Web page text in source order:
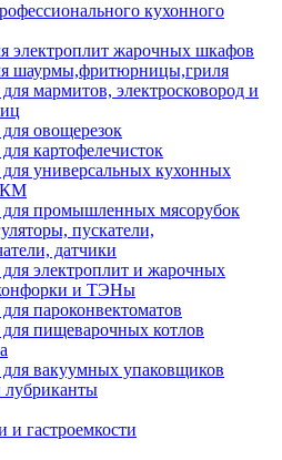
кухонного
электроплит жарочных шкафов
шаурмы,фритюрницы,гриля
мармитов, электросковород и
овощерезок
картофелечисток
для универсальных кухонных
для промышленных мясорубок
пускатели,
датчики
для электроплит и жарочных
и ТЭНы
пароконвектоматов
для пищеварочных котлов
для вакуумных упаковщиков
лубриканты
и гастроемкости